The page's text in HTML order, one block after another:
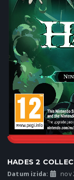
HADES 2
Datum izida: nov